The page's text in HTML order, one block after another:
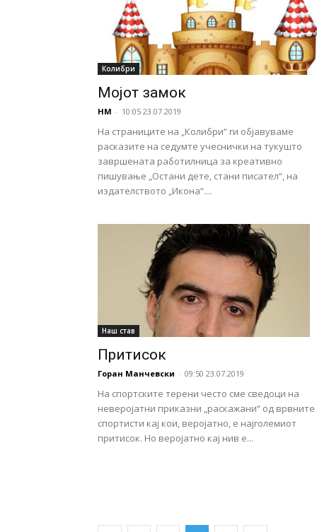
Колибри
Мојот замок
НМ - 10:05 23.07.2019
На страниците на „Колибри“ ги објавуваме
расказите на седумте учеснички на тукушто
завршената работилница за креативно
пишување „Остани дете, стани писател“, на
издателството „Икона“....
Наш став
Притисок
Горан Манчевски - 09:50 23.07.2019
На спортските терени често сме сведоци на
неверојатни приказни „раскажани“ од врвните
спортисти кај кои, веројатно, е најголемиот
притисок. Но веројатно кај нив е...